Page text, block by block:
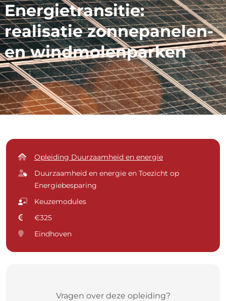
Energietransitie:
realisatie zonnepanelen-
en windmolenparken
Opleiding Duurzaamheid en energie
Duurzaamheid en energie en Toezicht op
Energiebesparing
Keuzemodules
€325
Eindhoven
Vragen over deze opleiding?